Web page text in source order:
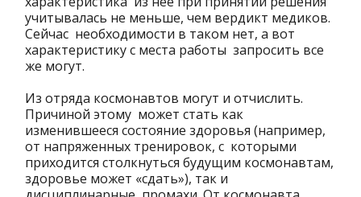
учитывалась не меньше, чем вердикт медиков.
Сейчас необходимости в таком нет, а вот
характеристику с места работы запросить все
же могут.
Из отряда космонавтов могут и отчислить.
Причиной этому может стать как
изменившееся состояние здоровья (например,
от напряженных тренировок, с которыми
приходится столкнуться будущим космонавтам,
здоровье может «сдать»), так и